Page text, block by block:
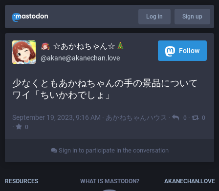
Log in Sign up
☆あかねちゃん☆
@akane@akanechan.love
Follow
少なくともあかねちゃんの手の景品について
ワイ「ちいかわでしょ」
September 19, 2023, 9:16 AM · あかねちゃんハウス · 0 · 0
· 0
Sign in to participate in the conversation
RESOURCES
WHAT IS MASTODON?
AKANECHAN.LOVE